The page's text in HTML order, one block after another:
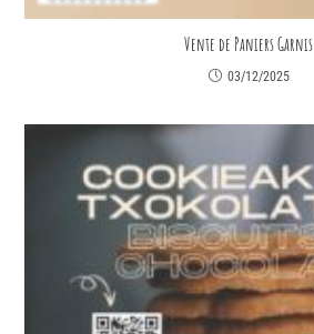
Vente de Paniers Garnis
03/12/2025